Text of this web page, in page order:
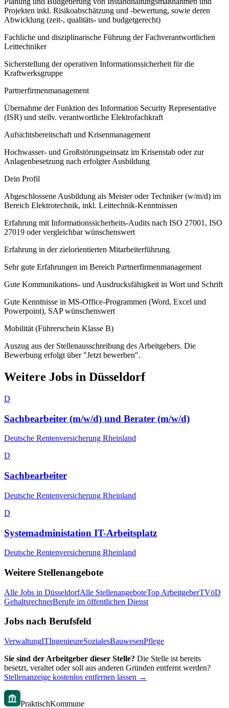
Projekten inkl. Risikoabschätzung und -bewertung, sowie deren
Abwicklung (zeit-, qualitäts- und budgetgerecht)
Fachliche und disziplinarische Führung der Fachverantwortlichen
Leittechniker
Sicherstellung der operativen Informationssicherheit für die
Kraftwerksgruppe
Partnerfirmenmanagement
Übernahme der Funktion des Information Security Representative
(ISR) und stellv. verantwortliche Elektrofachkraft
Aufsichtsbereitschaft und Krisenmanagement
Hochwasser- und Großstörungseinsatz im Krisenstab oder zur
Anlagenbesetzung nach erfolgter Ausbildung
Dein Profil
Abgeschlossene Ausbildung als Meister oder Techniker (w/m/d) im
Bereich Elektrotechnik, inkl. Leittechnik-Kenntnissen
Erfahrung mit Informationssicherheits-Audits nach ISO 27001, ISO
27019 oder vergleichbar wünschenswert
Erfahrung in der zielorientierten Mitarbeiterführung
Sehr gute Erfahrungen im Bereich Partnerfirmenmanagement
Gute Kommunikations- und Ausdrucksfähigkeit in Wort und Schrift
Gute Kenntnisse in MS-Office-Programmen (Word, Excel und
Powerpoint), SAP wünschenswert
Mobilität (Führerschein Klasse B)
Auszug aus der Stellenausschreibung des Arbeitgebers. Die
Bewerbung erfolgt über "Jetzt bewerben".
Weitere Jobs in Düsseldorf
D
Sachbearbeiter (m/w/d) und Berater (m/w/d)
Deutsche Rentenversicherung Rheinland
D
Sachbearbeiter
Deutsche Rentenversicherung Rheinland
D
Systemadministation IT-Arbeitsplatz
Deutsche Rentenversicherung Rheinland
Weitere Stellenangebote
Alle Jobs in DüsseldorfAlle StellenangeboteTop ArbeitgeberTVöD
GehaltsrechnerBerufe im öffentlichen Dienst
Jobs nach Berufsfeld
VerwaltungITIngenieureSozialesBauwesenPflege
Sie sind der Arbeitgeber dieser Stelle? Die Stelle ist bereits
besetzt, veraltet oder soll aus anderen Gründen entfernt werden?
Stellenanzeige kostenlos entfernen lassen →
PraktischKommune